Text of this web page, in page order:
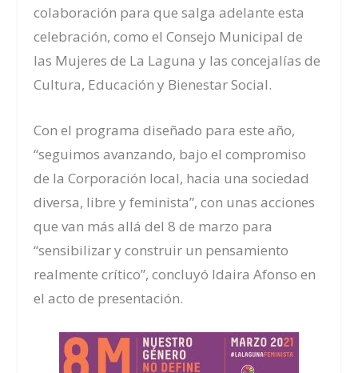
colaboración para que salga adelante esta
celebración, como el Consejo Municipal de
las Mujeres de La Laguna y las concejalías de
Cultura, Educación y Bienestar Social.
Con el programa diseñado para este año,
“seguimos avanzando, bajo el compromiso
de la Corporación local, hacia una sociedad
diversa, libre y feminista”, con unas acciones
que van más allá del 8 de marzo para
“sensibilizar y construir un pensamiento
realmente crítico”, concluyó Idaira Afonso en
el acto de presentación.